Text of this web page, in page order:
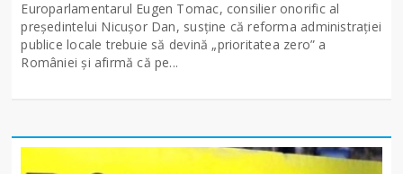
Europarlamentarul Eugen Tomac, consilier onorific al
președintelui Nicușor Dan, susține că reforma administrației
publice locale trebuie să devină „prioritatea zero” a
României și afirmă că pe...